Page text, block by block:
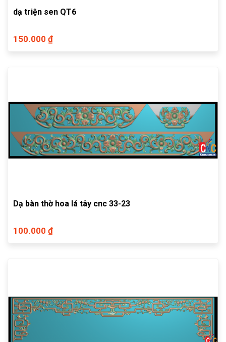
dạ triện sen QT6
150.000 ₫
Dạ bàn thờ hoa lá tây cnc 33-23
100.000 ₫